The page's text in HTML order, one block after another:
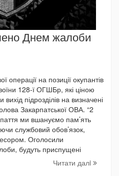
Днем жалоби
операції на позиції окупантів
128-ї ОГШБр, які ціною
підрозділів на визначені
Закарпатської ОВА. “2
ми вшануємо пам’ять
службовий обов’язок,
Оголосили
будуть приспущені
Читати далi